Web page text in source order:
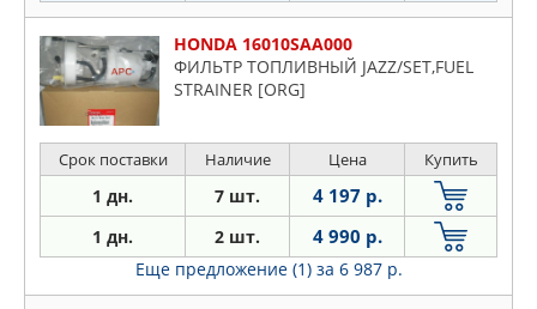
HONDA 16010SAA000
ФИЛЬТР ТОПЛИВНЫЙ JAZZ/SET,FUEL
STRAINER [ORG]
Срок поставки Наличие Цена Купить
1 дн. 7 шт. 4 197 р.
1 дн. 2 шт. 4 990 р.
Еще предложение (1) за 6 987 р.